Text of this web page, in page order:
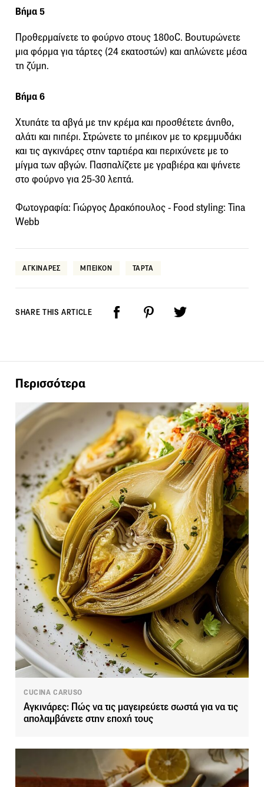
Βήμα 5
Προθερμαίνετε το φούρνο στους 180oC. Βουτυρώνετε
μια φόρμα για τάρτες (24 εκατοστών) και απλώνετε μέσα
τη ζύμη.
Βήμα 6
Χτυπάτε τα αβγά με την κρέμα και προσθέτετε άνηθο,
αλάτι και πιπέρι. Στρώνετε το μπέικον με το κρεμμυδάκι
και τις αγκινάρες στην ταρτιέρα και περιχύνετε με το
μίγμα των αβγών. Πασπαλίζετε με γραβιέρα και ψήνετε
στο φούρνο για 25-30 λεπτά.
Φωτογραφία: Γιώργος Δρακόπουλος - Food styling: Tina
Webb
ΑΓΚΙΝΑΡΕΣ ΜΠΕΙΚΟΝ ΤΑΡΤΑ
SHARE THIS ARTICLE
Περισσότερα
CUCINA CARUSO
Αγκινάρες: Πώς να τις μαγειρεύετε σωστά για να τις
απολαμβάνετε στην εποχή τους